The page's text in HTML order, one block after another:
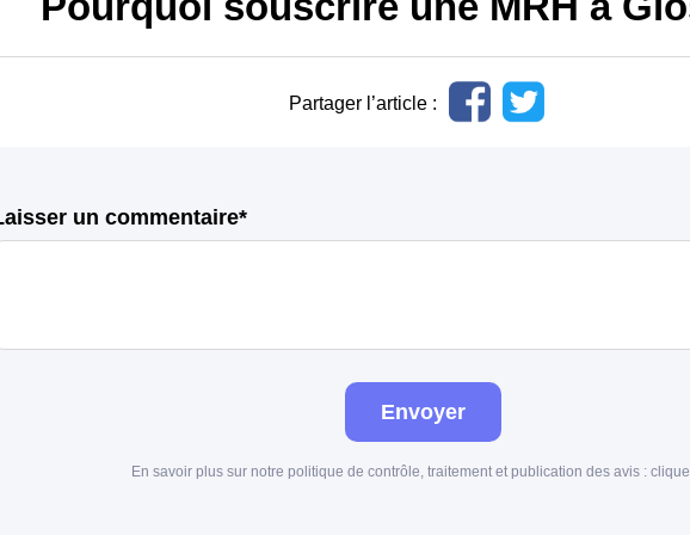
Partager l’article :
un commentaire*
Envoyer
En savoir plus sur notre politique de contrôle, traitement et publication des avis :